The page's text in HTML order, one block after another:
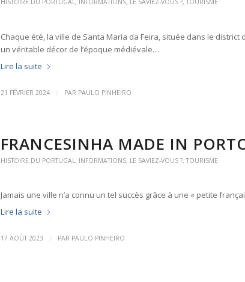
HISTOIRE DU PORTUGAL, INFORMATIONS, LE SAVIEZ-VOUS ?, TOURISME
Chaque été, la ville de Santa Maria da Feira, située dans le district
un véritable décor de l’époque médiévale…
Lire la suite
21 FÉVRIER 2024 / PAR PAULO PINHEIRO
FRANCESINHA MADE IN
HISTOIRE DU PORTUGAL , INFORMATIONS, LE SAVIEZ-VOUS ?, TOURISME
Jamais une ville n’a connu un tel succès grâce à une « petite
Lire la suite
17 AOÛT 2023 / PAR PAULO PINHEIRO